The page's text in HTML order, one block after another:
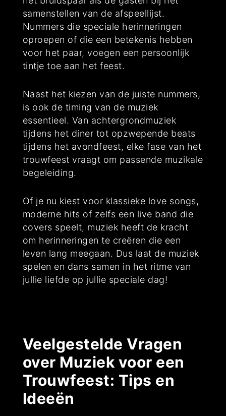
samenstellen van de afspeellijst.
Nummers die speciale herinneringen
oproepen of die een betekenis hebben
voor het paar, voegen een persoonlijk
tintje toe aan het feest.
Naast het kiezen van de juiste nummers,
is ook de timing van de muziek
essentieel. Van achtergrondmuziek
tijdens het diner tot opzwepende beats
tijdens het avondfeest, elke fase van het
trouwfeest vraagt om passende muzikale
begeleiding.
Of je nu kiest voor klassieke love songs,
moderne hits of zelfs een live band die
covers speelt, muziek heeft de kracht
om herinneringen te creëren die een
leven lang meegaan. Dus laat de muziek
spelen en dans samen in het ritme van
jullie liefde op jullie speciale dag!
Veelgestelde Vragen
over Muziek voor een
Trouwfeest: Tips en
Ideeën